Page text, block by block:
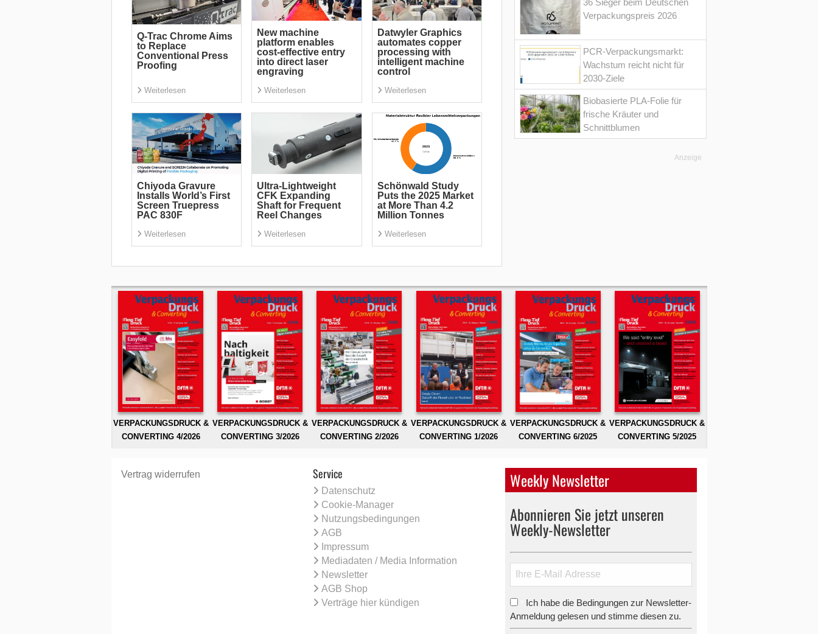
Q-Trac Chrome Aims
to Replace
Conventional Press
Proofing
Weiterlesen
New machine
platform enables
cost-effective entry
into direct laser
engraving
Weiterlesen
Datwyler Graphics
automates copper
processing with
intelligent machine
control
Weiterlesen
Chiyoda Gravure
Installs World’s First
Screen Truepress
PAC 830F
Weiterlesen
Ultra-Lightweight
CFK Expanding
Shaft for Frequent
Reel Changes
Weiterlesen
Schönwald Study
Puts the 2025 Market
at More Than 4.2
Million Tonnes
Weiterlesen
Verpackungspreis 2026
PCR-Verpackungsmarkt:
Wachstum reicht nicht für
2030-Ziele
Biobasierte PLA-Folie für
frische Kräuter und
Schnittblumen
Anzeige
VERPACKUNGSDRUCK &
CONVERTING 4/2026
VERPACKUNGSDRUCK &
CONVERTING 3/2026
VERPACKUNGSDRUCK &
CONVERTING 2/2026
VERPACKUNGSDRUCK &
CONVERTING 1/2026
VERPACKUNGSDRUCK &
CONVERTING 6/2025
VERPACKUNGSDRUCK &
CONVERTING 5/2025
Vertrag widerrufen Service
Datenschutz
Cookie-Manager
Nutzungsbedingungen
AGB
Impressum
Mediadaten / Media Information
Newsletter
AGB Shop
Verträge hier kündigen
Weekly Newsletter
Abonnieren Sie jetzt unseren
Weekly-Newsletter
Ich habe die Bedingungen zur Newsletter-
Anmeldung gelesen und stimme diesen zu.